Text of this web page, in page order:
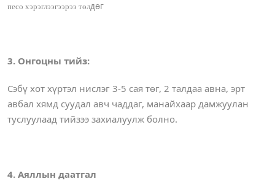
песо хэрэглээгээрээ төлдөг
3. Онгоцны тийз:
Сэбү хот хүртэл нислэг 3-5 сая төг, 2 талдаа авна, эрт
авбал хямд суудал авч чаддаг, манайхаар дамжуулан
туслуулаад тийзээ захиалуулж болно.
4. Аяллын даатгал